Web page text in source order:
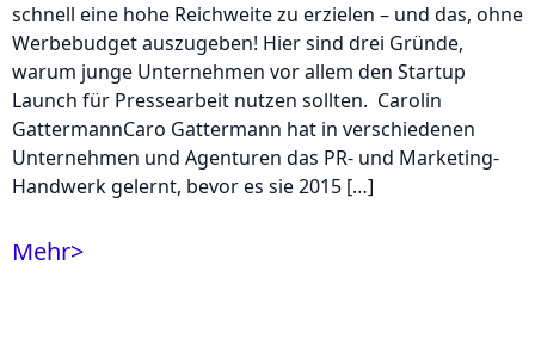
schnell eine hohe Reichweite zu erzielen – und das, ohne
Werbebudget auszugeben! Hier sind drei Gründe,
warum junge Unternehmen vor allem den Startup
Launch für Pressearbeit nutzen sollten. Carolin
GattermannCaro Gattermann hat in verschiedenen
Unternehmen und Agenturen das PR- und Marketing-
Handwerk gelernt, bevor es sie 2015 […]
Mehr>